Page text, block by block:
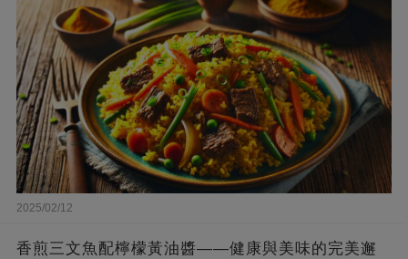
2025/02/12
香煎三文魚配檸檬黃油醬——健康與美味的完美邂